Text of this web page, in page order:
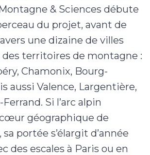
& Sciences débute
du projet, avant de
une dizaine de villes
des territoires de montagne :
Chamonix, Bourg-
aussi Valence, Largentière,
Si l’arc alpin
géographique de
sa portée s’élargit d’année
des escales à Paris ou en